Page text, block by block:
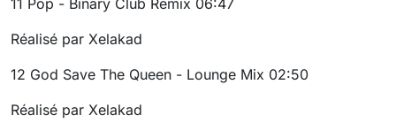
Réalisé par Xelakad
12 God Save The Queen - Lounge Mix 02:50
Réalisé par Xelakad